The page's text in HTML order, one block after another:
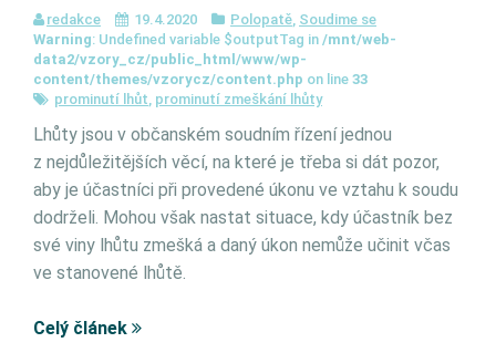
redakce 19.4.2020 Polopatě, Soudime se
Warning: Undefined variable $outputTag in /mnt/web-
data2/vzory_cz/public_html/www/wp-
content/themes/vzorycz/content.php on line 33
prominutí lhůt, prominutí zmeškání lhůty
Lhůty jsou v občanském soudním řízení jednou
z nejdůležitějších věcí, na které je třeba si dát pozor,
aby je účastníci při provedené úkonu ve vztahu k soudu
dodrželi. Mohou však nastat situace, kdy účastník bez
své viny lhůtu zmešká a daný úkon nemůže učinit včas
ve stanovené lhůtě.
Celý článek